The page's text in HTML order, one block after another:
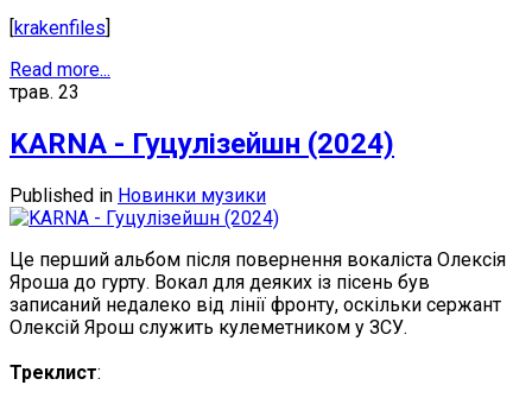
[krakenfiles]
Read more...
трав. 23
KARNA - Гуцулізейшн (2024)
Published in Новинки музики
Це перший альбом після повернення вокаліста Олексія
Яроша до гурту. Вокал для деяких із пісень був
записаний недалеко від лінії фронту, оскільки сержант
Олексій Ярош служить кулеметником у ЗСУ.
Треклист: